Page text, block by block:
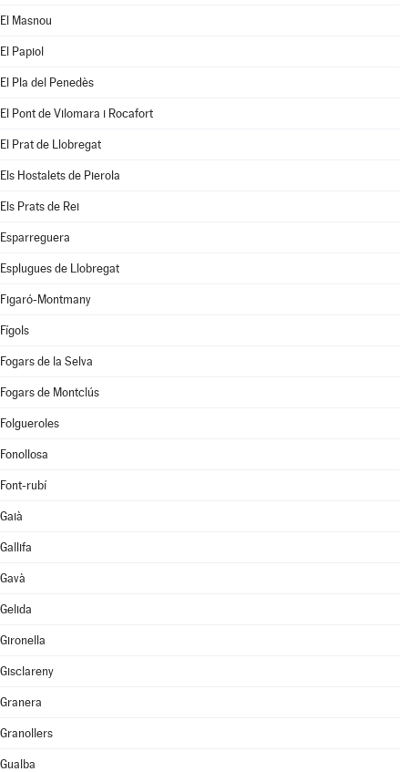
El Masnou
El Papiol
El Pla del Penedès
El Pont de Vilomara i Rocafort
El Prat de Llobregat
Els Hostalets de Pierola
Els Prats de Rei
Esparreguera
Esplugues de Llobregat
Figaró-Montmany
Fígols
Fogars de la Selva
Fogars de Montclús
Folgueroles
Fonollosa
Font-rubí
Gaià
Gallifa
Gavà
Gelida
Gironella
Gisclareny
Granera
Granollers
Gualba